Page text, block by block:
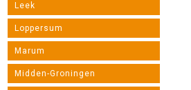
Leek
Loppersum
Marum
Midden-Groningen